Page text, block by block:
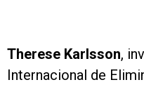
Therese Karlsson,
Internacional de